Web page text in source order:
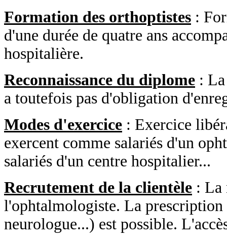
Formation des orthoptistes :
d'une durée de quatre ans
hospitalière.
Reconnaissance du diplome :
a toutefois pas d'obligation
Modes d'exercice : Exercice
exercent comme salariés d'un
salariés d'un centre hospitalier...
Recrutement de la clientèle : La
l'ophtalmologiste. La prescription
neurologue...) est possible.